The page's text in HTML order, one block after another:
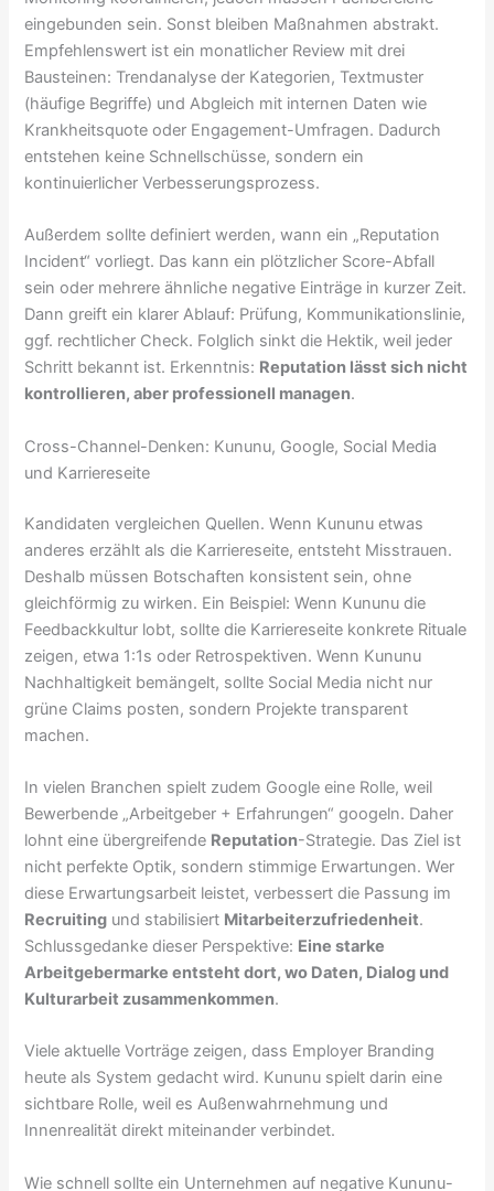
eingebunden sein. Sonst bleiben Maßnahmen abstrakt.
Empfehlenswert ist ein monatlicher Review mit drei
Bausteinen: Trendanalyse der Kategorien, Textmuster
(häufige Begriffe) und Abgleich mit internen Daten wie
Krankheitsquote oder Engagement-Umfragen. Dadurch
entstehen keine Schnellschüsse, sondern ein
kontinuierlicher Verbesserungsprozess.
Außerdem sollte definiert werden, wann ein „Reputation
Incident“ vorliegt. Das kann ein plötzlicher Score-Abfall
sein oder mehrere ähnliche negative Einträge in kurzer Zeit.
Dann greift ein klarer Ablauf: Prüfung, Kommunikationslinie,
ggf. rechtlicher Check. Folglich sinkt die Hektik, weil jeder
Schritt bekannt ist. Erkenntnis: Reputation lässt sich nicht
kontrollieren, aber professionell managen.
Cross-Channel-Denken: Kununu, Google, Social Media
und Karriereseite
Kandidaten vergleichen Quellen. Wenn Kununu etwas
anderes erzählt als die Karriereseite, entsteht Misstrauen.
Deshalb müssen Botschaften konsistent sein, ohne
gleichförmig zu wirken. Ein Beispiel: Wenn Kununu die
Feedbackkultur lobt, sollte die Karriereseite konkrete Rituale
zeigen, etwa 1:1s oder Retrospektiven. Wenn Kununu
Nachhaltigkeit bemängelt, sollte Social Media nicht nur
grüne Claims posten, sondern Projekte transparent
machen.
In vielen Branchen spielt zudem Google eine Rolle, weil
Bewerbende „Arbeitgeber + Erfahrungen“ googeln. Daher
lohnt eine übergreifende Reputation-Strategie. Das Ziel ist
nicht perfekte Optik, sondern stimmige Erwartungen. Wer
diese Erwartungsarbeit leistet, verbessert die Passung im
Recruiting und stabilisiert Mitarbeiterzufriedenheit.
Schlussgedanke dieser Perspektive: Eine starke
Arbeitgebermarke entsteht dort, wo Daten, Dialog und
Kulturarbeit zusammenkommen.
Viele aktuelle Vorträge zeigen, dass Employer Branding
heute als System gedacht wird. Kununu spielt darin eine
sichtbare Rolle, weil es Außenwahrnehmung und
Innenrealität direkt miteinander verbindet.
Wie schnell sollte ein Unternehmen auf negative Kununu-